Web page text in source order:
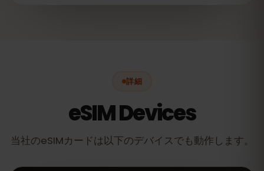
詳細
eSIM Devices
当社のeSIMカードは以下のデバイスでも動作します。